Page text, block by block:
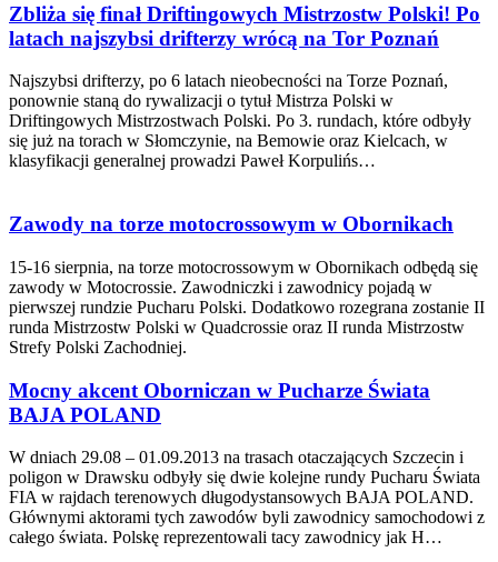
Zbliża się finał Driftingowych Mistrzostw Polski! Po
latach najszybsi drifterzy wrócą na Tor Poznań
Najszybsi drifterzy, po 6 latach nieobecności na Torze Poznań,
ponownie staną do rywalizacji o tytuł Mistrza Polski w
Driftingowych Mistrzostwach Polski. Po 3. rundach, które odbyły
się już na torach w Słomczynie, na Bemowie oraz Kielcach, w
klasyfikacji generalnej prowadzi Paweł Korpulińs…
Zawody na torze motocrossowym w Obornikach
15-16 sierpnia, na torze motocrossowym w Obornikach odbędą się
zawody w Motocrossie. Zawodniczki i zawodnicy pojadą w
pierwszej rundzie Pucharu Polski. Dodatkowo rozegrana zostanie II
runda Mistrzostw Polski w Quadcrossie oraz II runda Mistrzostw
Strefy Polski Zachodniej.
Mocny akcent Oborniczan w Pucharze Świata
BAJA POLAND
W dniach 29.08 – 01.09.2013 na trasach otaczających Szczecin i
poligon w Drawsku odbyły się dwie kolejne rundy Pucharu Świata
FIA w rajdach terenowych długodystansowych BAJA POLAND.
Głównymi aktorami tych zawodów byli zawodnicy samochodowi z
całego świata. Polskę reprezentowali tacy zawodnicy jak H…